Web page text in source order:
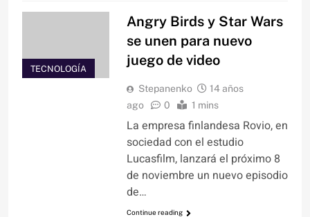
TECNOLOGÍA
Angry Birds y Star Wars
se unen para nuevo
juego de video
Stepanenko
14 años
ago
0 1 mins
La empresa finlandesa Rovio, en
sociedad con el estudio
Lucasfilm, lanzará el próximo 8
de noviembre un nuevo episodio
de…
Continue reading